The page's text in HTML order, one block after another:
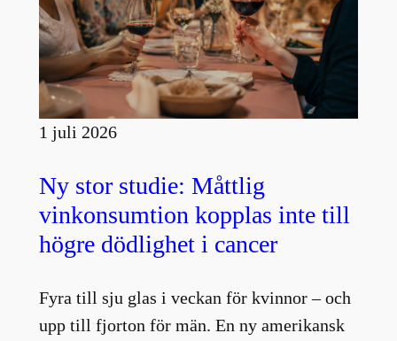
1 juli 2026
Ny stor studie: Måttlig
vinkonsumtion kopplas inte till
högre dödlighet i cancer
Fyra till sju glas i veckan för kvinnor – och
upp till fjorton för män. En ny amerikansk